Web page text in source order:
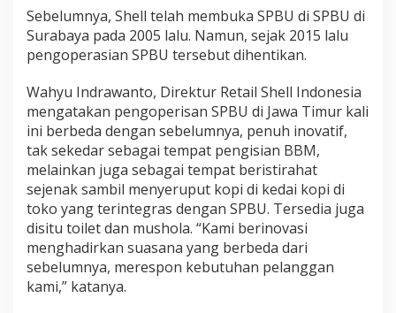
Sebelumnya, Shell telah membuka SPBU di SPBU di
Surabaya pada 2005 lalu. Namun, sejak 2015 lalu
pengoperasian SPBU tersebut dihentikan.
Wahyu Indrawanto, Direktur Retail Shell Indonesia
mengatakan pengoperisan SPBU di Jawa Timur kali
ini berbeda dengan sebelumnya, penuh inovatif,
tak sekedar sebagai tempat pengisian BBM,
melainkan juga sebagai tempat beristirahat
sejenak sambil menyeruput kopi di kedai kopi di
toko yang terintegras dengan SPBU. Tersedia juga
disitu toilet dan mushola. “Kami berinovasi
menghadirkan suasana yang berbeda dari
sebelumnya, merespon kebutuhan pelanggan
kami,” katanya.